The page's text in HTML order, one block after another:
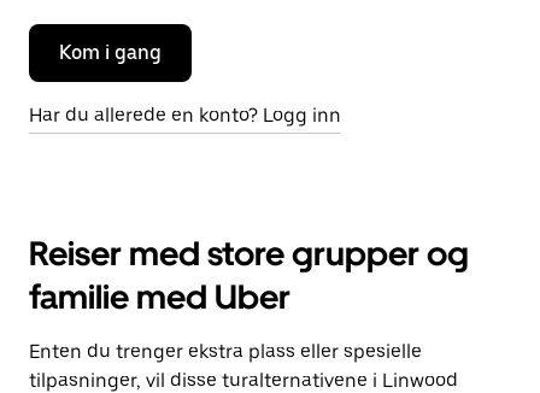
Kom i gang
Har du allerede en konto? Logg inn
Reiser med store grupper og
familie med Uber
Enten du trenger ekstra plass eller spesielle
tilpasninger, vil disse turalternativene i Linwood